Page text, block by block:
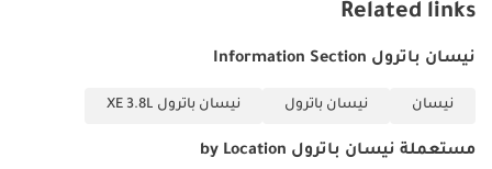
Related links
نيسان باترول Information Section
نيسان نيسان باترول نيسان باترول XE 3.8L
مستعملة نيسان باترول by Location